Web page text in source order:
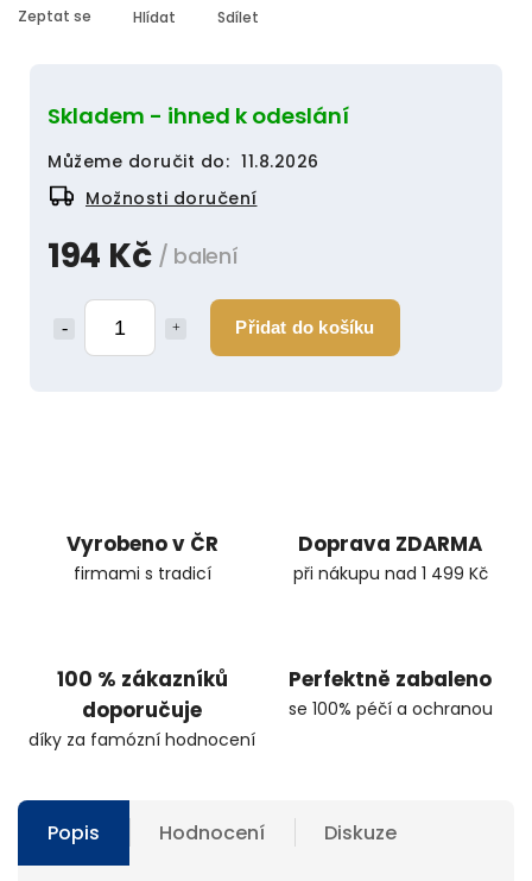
194 Kč / balení
Přidat do košíku
Skladem - ihned k odeslání
Můžeme doručit do: 11.8.2026
Možnosti doručení
Zeptat se Hlídat Sdílet
Vyrobeno v ČR
firmami s tradicí
Doprava ZDARMA
při nákupu nad 1 499 Kč
100 % zákazníků
doporučuje
díky za famózní hodnocení
Perfektně zabaleno
se 100% péčí a ochranou
Popis Hodnocení Diskuze